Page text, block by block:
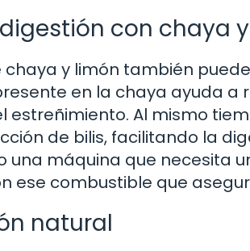
con chaya
chaya y limón también
en la chaya ayuda
estreñimiento. Al mismo
de bilis, facilitando la
una máquina que necesita
ese combustible que
natural